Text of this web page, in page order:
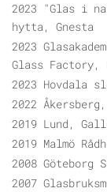
2023 "Glas i
hytta, Gnesta
2023
Glass Factory,
2023 Hovdala
2022
2019 Lund,
2019 Malmö
2008 Göteborg
2007